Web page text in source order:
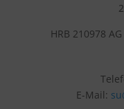
HRB 210978
E-Mail: